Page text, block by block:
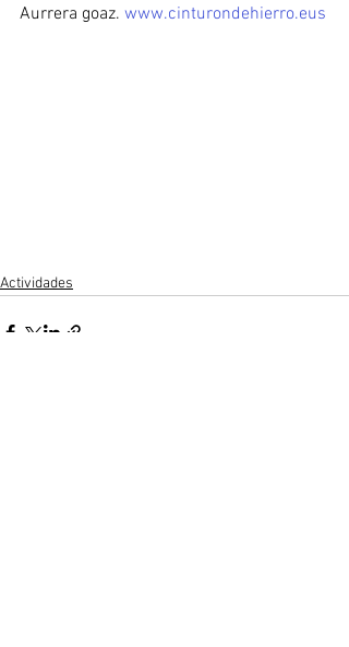
Aurrera goaz. www.cinturondehierro.eus
Actividades